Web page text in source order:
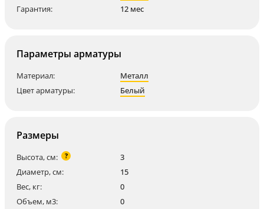
Гарантия:
12 мес
Параметры арматуры
Материал:
Металл
Цвет арматуры:
Белый
Размеры
Высота, см: ?
3
Диаметр, см:
15
Вес, кг:
0
Объем, м3:
0